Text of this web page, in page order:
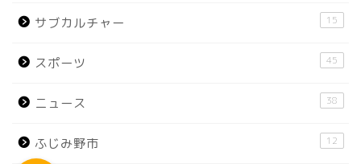
サブカルチャー 15
スポーツ 45
ニュース 38
ふじみ野市 12